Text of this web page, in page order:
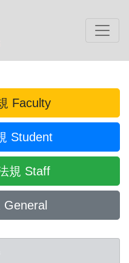
Faculty
Student
規 Staff